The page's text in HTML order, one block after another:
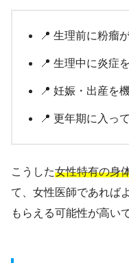
📍 生理前に粉瘤
📍 生理中に炎症
📍 妊娠・出産を
📍 更年期に入っ
こうした女性特有の身
て、女性医師であれば
もらえる可能性が高い